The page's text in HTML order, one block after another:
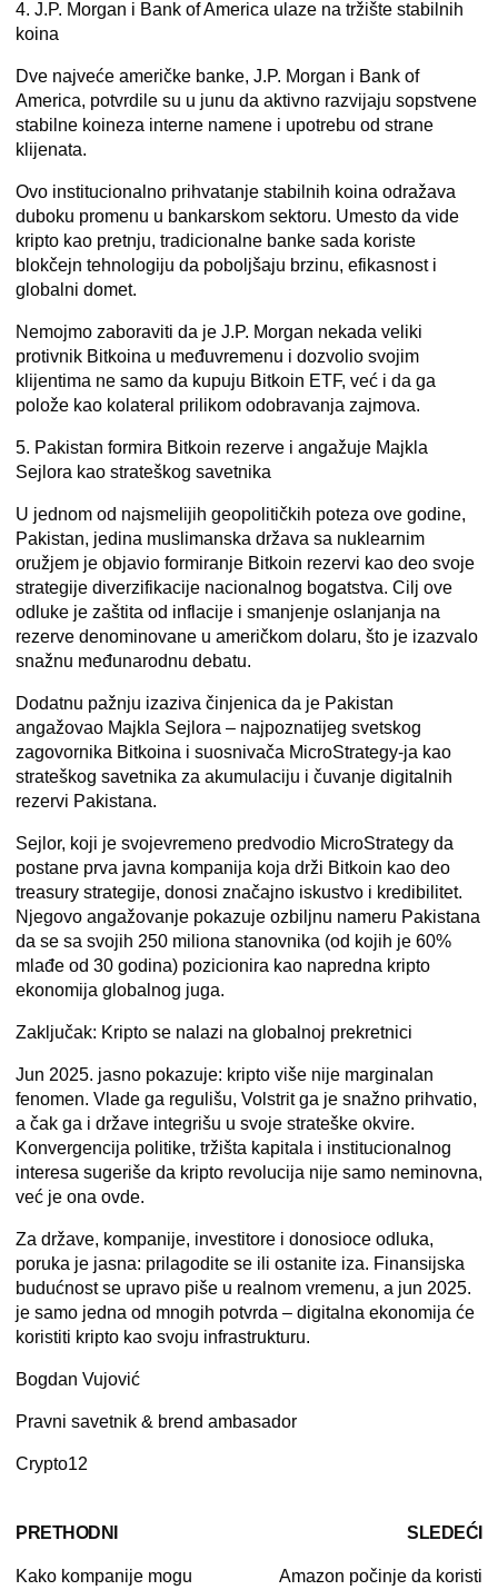
4. J.P. Morgan i Bank of America ulaze na tržište stabilnih
koina
Dve najveće američke banke, J.P. Morgan i Bank of
America, potvrdile su u junu da aktivno razvijaju sopstvene
stabilne koineza interne namene i upotrebu od strane
klijenata.
Ovo institucionalno prihvatanje stabilnih koina odražava
duboku promenu u bankarskom sektoru. Umesto da vide
kripto kao pretnju, tradicionalne banke sada koriste
blokčejn tehnologiju da poboljšaju brzinu, efikasnost i
globalni domet.
Nemojmo zaboraviti da je J.P. Morgan nekada veliki
protivnik Bitkoina u međuvremenu i dozvolio svojim
klijentima ne samo da kupuju Bitkoin ETF, već i da ga
polože kao kolateral prilikom odobravanja zajmova.
5. Pakistan formira Bitkoin rezerve i angažuje Majkla
Sejlora kao strateškog savetnika
U jednom od najsmelijih geopolitičkih poteza ove godine,
Pakistan, jedina muslimanska država sa nuklearnim
oružjem je objavio formiranje Bitkoin rezervi kao deo svoje
strategije diverzifikacije nacionalnog bogatstva. Cilj ove
odluke je zaštita od inflacije i smanjenje oslanjanja na
rezerve denominovane u američkom dolaru, što je izazvalo
snažnu međunarodnu debatu.
Dodatnu pažnju izaziva činjenica da je Pakistan
angažovao Majkla Sejlora – najpoznatijeg svetskog
zagovornika Bitkoina i suosnivača MicroStrategy-ja kao
strateškog savetnika za akumulaciju i čuvanje digitalnih
rezervi Pakistana.
Sejlor, koji je svojevremeno predvodio MicroStrategy da
postane prva javna kompanija koja drži Bitkoin kao deo
treasury strategije, donosi značajno iskustvo i kredibilitet.
Njegovo angažovanje pokazuje ozbiljnu nameru Pakistana
da se sa svojih 250 miliona stanovnika (od kojih je 60%
mlađe od 30 godina) pozicionira kao napredna kripto
ekonomija globalnog juga.
Zaključak: Kripto se nalazi na globalnoj prekretnici
Jun 2025. jasno pokazuje: kripto više nije marginalan
fenomen. Vlade ga regulišu, Volstrit ga je snažno prihvatio,
a čak ga i države integrišu u svoje strateške okvire.
Konvergencija politike, tržišta kapitala i institucionalnog
interesa sugeriše da kripto revolucija nije samo neminovna,
već je ona ovde.
Za države, kompanije, investitore i donosioce odluka,
poruka je jasna: prilagodite se ili ostanite iza. Finansijska
budućnost se upravo piše u realnom vremenu, a jun 2025.
je samo jedna od mnogih potvrda – digitalna ekonomija će
koristiti kripto kao svoju infrastrukturu.
Bogdan Vujović
Pravni savetnik & brend ambasador
Crypto12
PRETHODNI
Kako kompanije mogu
SLEDEĆI
Amazon počinje da koristi